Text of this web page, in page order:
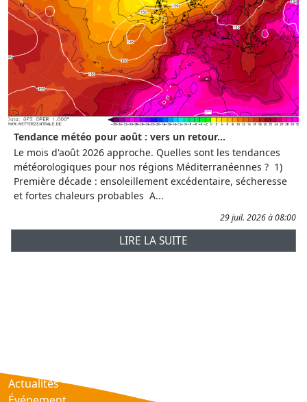
Tendance météo pour août : vers un retour...
Le mois d'août 2026 approche. Quelles sont les tendances
météorologiques pour nos régions Méditerranéennes ? 1)
Première décade : ensoleillement excédentaire, sécheresse
et fortes chaleurs probables A...
29 juil. 2026 à 08:00
LIRE LA SUITE
Actualités